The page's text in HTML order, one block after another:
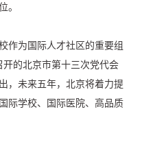
。‍
作为国际人才社区的重要组
的北京市第十三次党代会
，未来五年，北京将着力提
际学校、国际医院、高品质